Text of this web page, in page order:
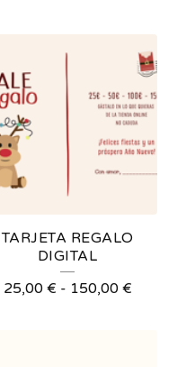
TARJETA REGALO
DIGITAL
25,00 € - 150,00 €